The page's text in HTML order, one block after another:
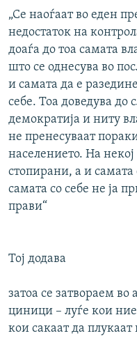
„Се наоѓаат во еден
недостаток на
доаѓа до тоа самата
што се однесува во
и самата да е
себе. Тоа доведува до
демократија и ниту
не пренесуваат
населението. На
стопирани, а и
самата со себе не ја
прави“
Тој додава
затоа се затвораем во
циници – луѓе кои
кои сакаат да плукаат